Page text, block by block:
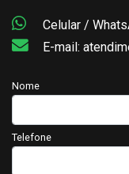
Celular /
E-mail:
Nome
Telefone